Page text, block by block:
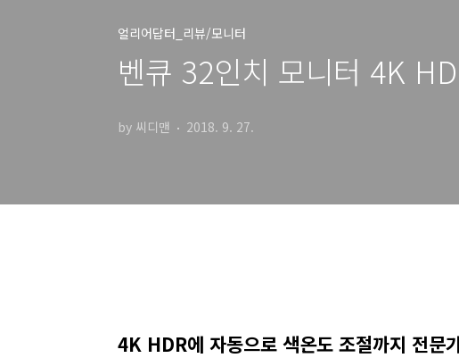
얼리어답터_리뷰/모니터
벤큐 32인치 모니터 4K
by 씨디맨 2018. 9. 27.
4K HDR에 자동으로 색온도 조절까지 전문